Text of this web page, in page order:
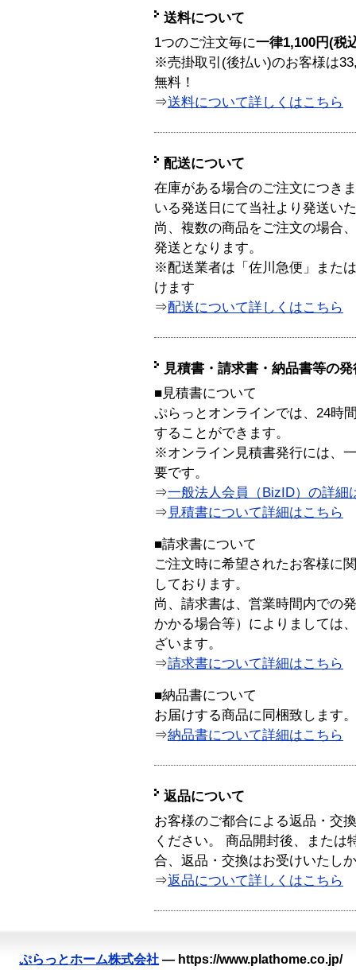
送料について
1つのご注文毎に一律1,100円(税
※売掛取引(後払い)のお客様は
無料！
⇒送料について詳しくはこちら
配送について
在庫がある場合のご注文につき
いる発送日にて当社より発送い
尚、複数の商品をご注文の場合
発送となります。
※配送業者は「佐川急便」また
けます
⇒配送について詳しくはこちら
見積書・請求書・納品書等の
■見積書について
ぷらっとオンラインでは、24時
することができます。
※オンライン見積書発行には、
要です。
⇒一般法人会員（BizID）の詳細
⇒ 見積書について詳細はこちら
■請求書について
ご注文時に希望されたお客様に
しております。
尚、請求書は、営業時間内での
かかる場合等）によりましては
ざいます。
⇒請求書について詳細はこちら
■納品書について
お届けする商品に同梱致します。
⇒納品書について詳細はこちら
返品について
お客様のご都合による返品・交
ください。 商品開封後、または
合、返品・交換はお受けいたし
⇒返品について詳しくはこちら
ぷらっとホーム株式会社 — https://www.plathome.co.jp/